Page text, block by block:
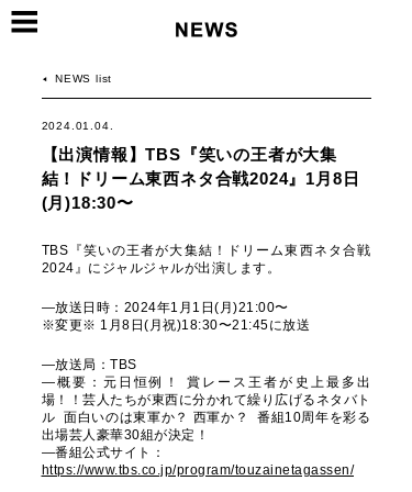
NEWS list
2024.01.04.
【出演情報】TBS『笑いの王者が大集
結！ドリーム東西ネタ合戦2024』1月8日
(月)18:30〜
TBS『笑いの王者が大集結！ドリーム東西ネタ合戦
2024』にジャルジャルが出演します。
―放送日時：2024年1月1日(月)21:00〜
※変更※ 1月8日(月祝)18:30〜21:45に放送
―放送局：TBS
―概要：元日恒例！ 賞レース王者が史上最多出
場！！芸人たちが東西に分かれて繰り広げるネタバト
ル 面白いのは東軍か？ 西軍か？ 番組10周年を彩る
出場芸人豪華30組が決定！
―番組公式サイト：
https://www.tbs.co.jp/program/touzainetagassen/